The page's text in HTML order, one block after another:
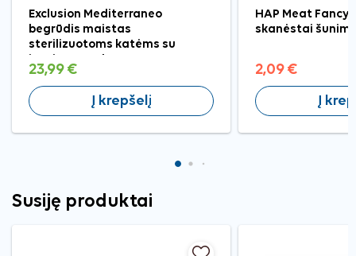
Exclusion Mediterraneo
begrūdis maistas
sterilizuotoms katėms su
23,99 €
Į krepšelį
HAP Meat Fancy
skanėstai
2,09 €
Į
Susiję produktai